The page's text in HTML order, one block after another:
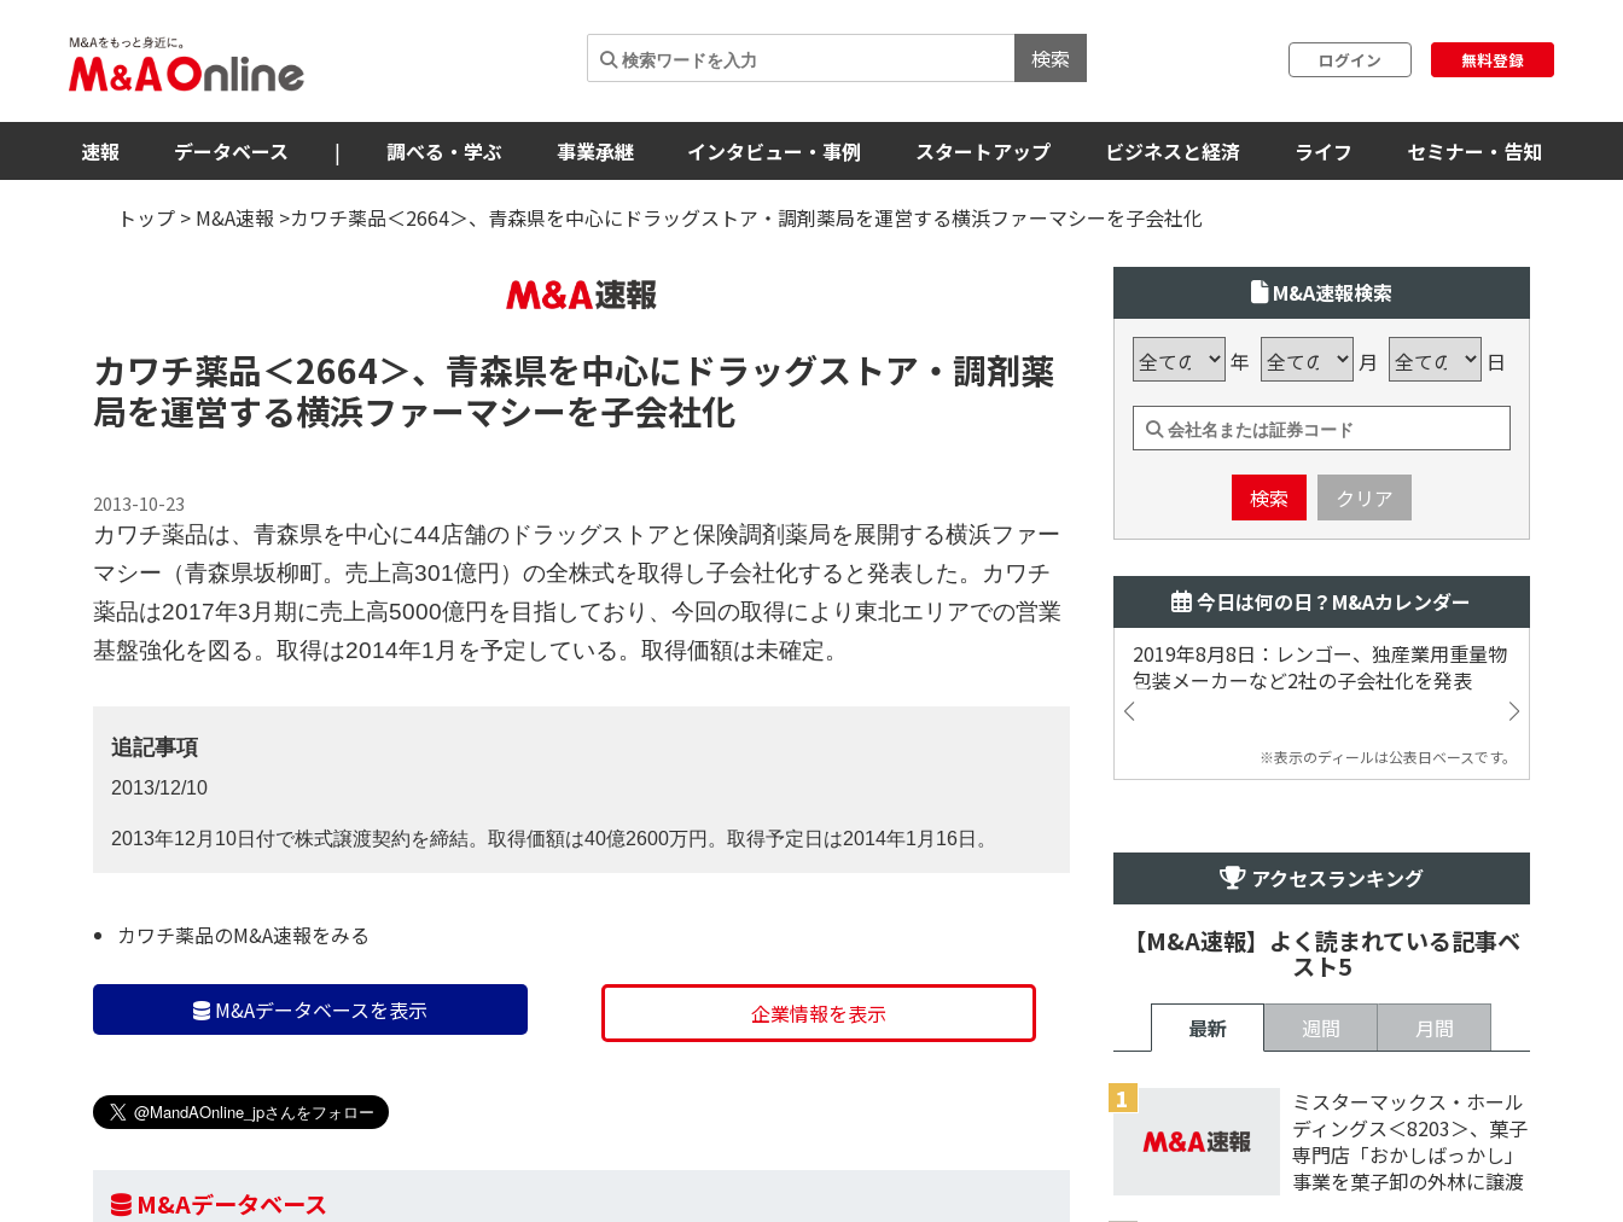
検索 ログイン 無料登録
速報 データベース | 調べる・学ぶ 事業承継 インタビュー・事例 スタートアップ ビジネスと経済 ライフ セミナー・告知
トップ > M&A速報 >カワチ薬品＜2664＞、青森県を中心にドラッグストア・調剤薬局を運営する横浜ファーマシーを子会社化
カワチ薬品＜2664＞、青森県を中心にドラッグストア・調剤薬
局を運営する横浜ファーマシーを子会社化
2013-10-23
カワチ薬品は、青森県を中心に44店舗のドラッグストアと保険調剤薬局を展開する横浜ファー
マシー（青森県坂柳町。売上高301億円）の全株式を取得し子会社化すると発表した。カワチ
薬品は2017年3月期に売上高5000億円を目指しており、今回の取得により東北エリアでの営業
基盤強化を図る。取得は2014年1月を予定している。取得価額は未確定。
追記事項
2013/12/10
2013年12月10日付で株式譲渡契約を締結。取得価額は40億2600万円。取得予定日は2014年1月16日。
カワチ薬品のM&A速報をみる
M&Aデータベースを表示 企業情報を表示
M&Aデータベース
M&A速報検索
年 月 日
検索 クリア
今日は何の日？M&Aカレンダー
2019年8月8日：レンゴー、独産業用重量物
包装メーカーなど2社の子会社化を発表
※表示のディールは公表日ベースです。
アクセスランキング
【M&A速報】よく読まれている記事ベ
スト5
最新 週間 月間
ミスターマックス・ホール
ディングス＜8203＞、菓子
専門店「おかしばっかし」
事業を菓子卸の外林に譲渡